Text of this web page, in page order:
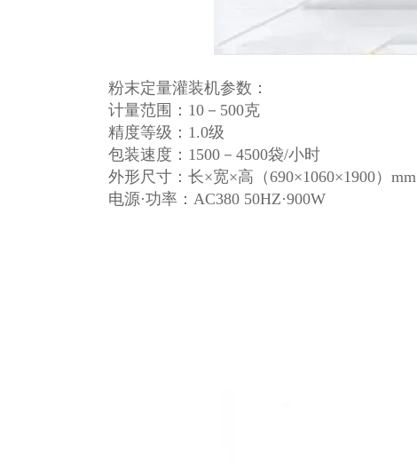
粉末定量灌装机参数：
计量范围：10－500克
精度等级：1.0级
包装速度：1500－4500袋/小时
外形尺寸：长×宽×高（690×1060×1900）mm
电源·功率：AC380 50HZ·900W